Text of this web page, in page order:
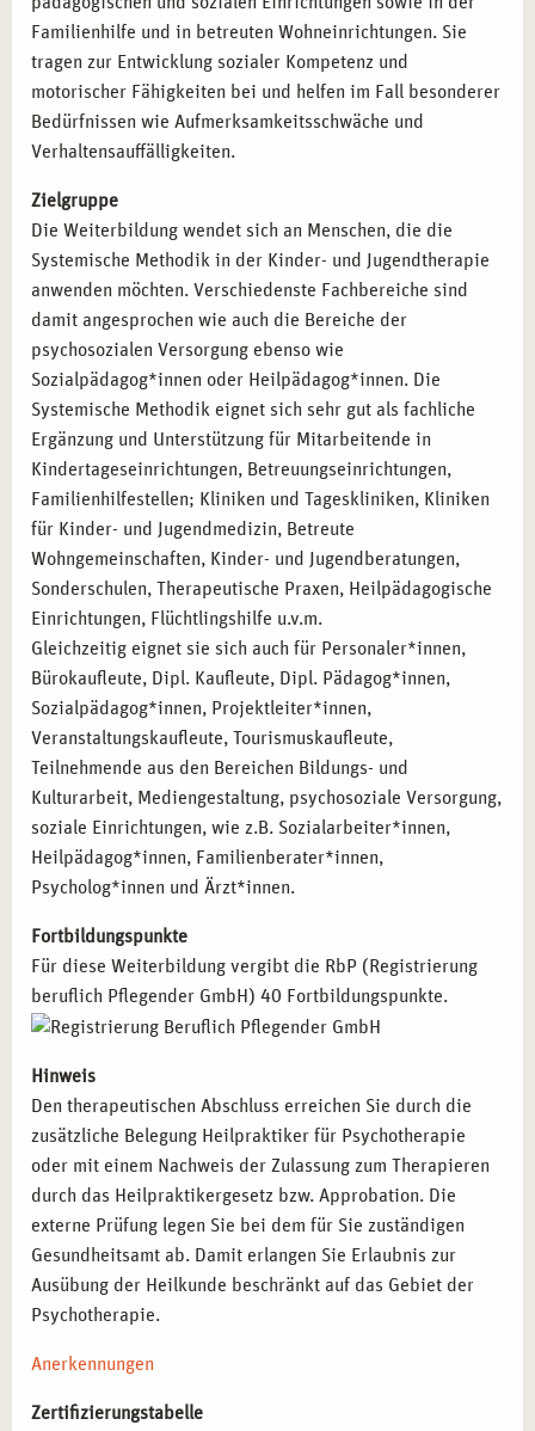
Familienhilfe und in betreuten Wohneinrichtungen. Sie
tragen zur Entwicklung sozialer Kompetenz und
motorischer Fähigkeiten bei und helfen im Fall besonderer
Bedürfnissen wie Aufmerksamkeitsschwäche und
Verhaltensauffälligkeiten.
Zielgruppe
Die Weiterbildung wendet sich an Menschen, die die
Systemische Methodik in der Kinder- und Jugendtherapie
anwenden möchten. Verschiedenste Fachbereiche sind
damit angesprochen wie auch die Bereiche der
psychosozialen Versorgung ebenso wie
Sozialpädagog*innen oder Heilpädagog*innen. Die
Systemische Methodik eignet sich sehr gut als fachliche
Ergänzung und Unterstützung für Mitarbeitende in
Kindertageseinrichtungen, Betreuungseinrichtungen,
Familienhilfestellen; Kliniken und Tageskliniken, Kliniken
für Kinder- und Jugendmedizin, Betreute
Wohngemeinschaften, Kinder- und Jugendberatungen,
Sonderschulen, Therapeutische Praxen, Heilpädagogische
Einrichtungen, Flüchtlingshilfe u.v.m.
Gleichzeitig eignet sie sich auch für Personaler*innen,
Bürokaufleute, Dipl. Kaufleute, Dipl. Pädagog*innen,
Sozialpädagog*innen, Projektleiter*innen,
Veranstaltungskaufleute, Tourismuskaufleute,
Teilnehmende aus den Bereichen Bildungs- und
Kulturarbeit, Mediengestaltung, psychosoziale Versorgung,
soziale Einrichtungen, wie z.B. Sozialarbeiter*innen,
Heilpädagog*innen, Familienberater*innen,
Psycholog*innen und Ärzt*innen.
Fortbildungspunkte
Für diese Weiterbildung vergibt die RbP (Registrierung
beruflich Pflegender GmbH) 40 Fortbildungspunkte.
Hinweis
Den therapeutischen Abschluss erreichen Sie durch die
zusätzliche Belegung Heilpraktiker für Psychotherapie
oder mit einem Nachweis der Zulassung zum Therapieren
durch das Heilpraktikergesetz bzw. Approbation. Die
externe Prüfung legen Sie bei dem für Sie zuständigen
Gesundheitsamt ab. Damit erlangen Sie Erlaubnis zur
Ausübung der Heilkunde beschränkt auf das Gebiet der
Psychotherapie.
Anerkennungen
Zertifizierungstabelle